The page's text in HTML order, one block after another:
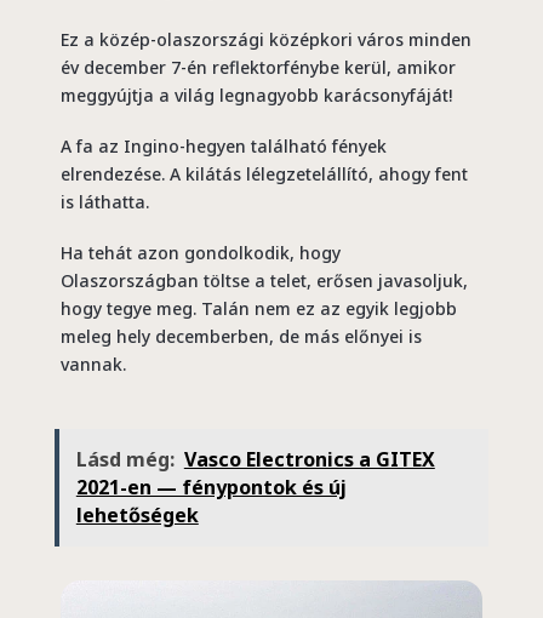
Ez a közép-olaszországi középkori város minden
év december 7-én reflektorfénybe kerül, amikor
meggyújtja a világ legnagyobb karácsonyfáját!
A fa az Ingino-hegyen található fények
elrendezése. A kilátás lélegzetelállító, ahogy fent
is láthatta.
Ha tehát azon gondolkodik, hogy
Olaszországban töltse a telet, erősen javasoljuk,
hogy tegye meg. Talán nem ez az egyik legjobb
meleg hely decemberben, de más előnyei is
vannak.
Lásd még: Vasco Electronics a GITEX
2021-en — fénypontok és új
lehetőségek